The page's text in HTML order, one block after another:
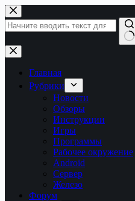
Перейти
к
сути
Ничего
не
найденоГлавная
Рубрики
Новости
Обзоры
Инструкции
Игры
Программы
Рабочее окружение
Android
Сервер
Железо
Форум